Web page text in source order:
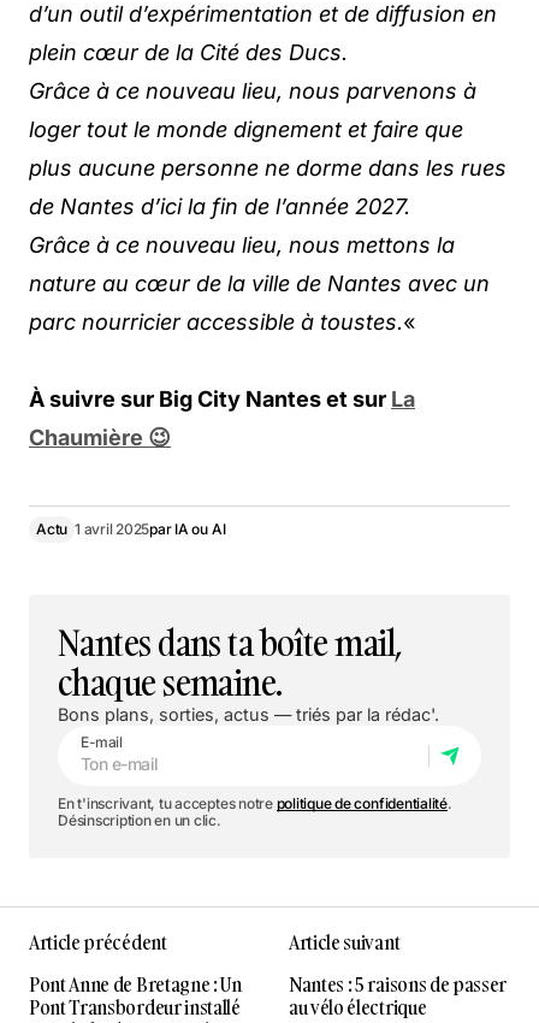
d’un outil d’expérimentation et de diffusion en
plein cœur de la Cité des Ducs.
Grâce à ce nouveau lieu, nous parvenons à
loger tout le monde dignement et faire que
plus aucune personne ne dorme dans les rues
de Nantes d’ici la fin de l’année 2027.
Grâce à ce nouveau lieu, nous mettons la
nature au cœur de la ville de Nantes avec un
parc nourricier accessible à toustes.«
À suivre sur Big City Nantes et sur La
Chaumière 😉
Actu 1 avril 2025par IA ou AI
Nantes dans ta boîte mail,
chaque semaine.
Bons plans, sorties, actus — triés par la rédac'.
E-mail
En t'inscrivant, tu acceptes notre politique de confidentialité.
Désinscription en un clic.
Article précédent
Pont Anne de Bretagne : Un
Pont Transbordeur installé
Article suivant
Nantes : 5 raisons de passer
au vélo électrique